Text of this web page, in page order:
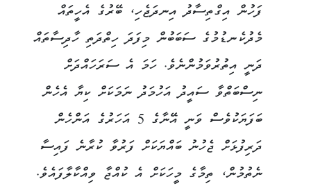
ފަހުން އިގްތިސާދު އިނދަޖެހި، ބޭރުގެ އެހީތައް
މެދުކެނޑުމުގެ ސަބަބުން މިފަދަ ހިތްދަތި ހާދިސާތައް
ދަނީ އިތުރުވަމުންނެވެ. ހަމަ އެ ސަރަހައްދަށް
ނިސްބަތްވާ ސައީދު އަހުމަދު ނަމަކަށް ކިޔާ އެހެން
ބަފަޔަކުވެސް ވަނީ އޭނާގެ 5 އަހަރުގެ އަންހެން
ދަރިފުޅަށް ޖެހުނު ބައްޔަކަށް ފަރުވާ ކުރާނެ ފައިސާ
ނެތުމުން، ތިމާގެ މީހަކަށް އެ ކުއްޖާ ވިއްކާލާފައެވެ.